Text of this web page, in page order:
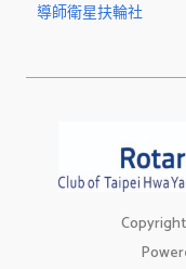
導師衛星扶輪社